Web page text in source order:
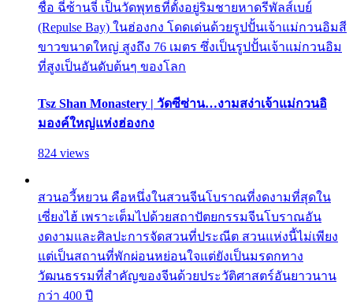
ชื่อ ฉี่ซ้านจี๋ เป็นวัดพุทธที่ตั้งอยู่ริมชายหาดรีพัลส์เบย์
(Repulse Bay) ในฮ่องกง โดดเด่นด้วยรูปปั้นเจ้าแม่กวนอิมสี
ขาวขนาดใหญ่ สูงถึง 76 เมตร ซึ่งเป็นรูปปั้นเจ้าแม่กวนอิม
ที่สูงเป็นอันดับต้นๆ ของโลก
Tsz Shan Monastery | วัดซีซ่าน…งามสง่าเจ้าแม่กวนอิ
มองค์ใหญ่แห่งฮ่องกง
824 views
สวนอวี้หยวน คือหนึ่งในสวนจีนโบราณที่งดงามที่สุดใน
เซี่ยงไฮ้ เพราะเต็มไปด้วยสถาปัตยกรรมจีนโบราณอัน
งดงามและศิลปะการจัดสวนที่ประณีต สวนแห่งนี้ไม่เพียง
แต่เป็นสถานที่พักผ่อนหย่อนใจแต่ยังเป็นมรดกทาง
วัฒนธรรมที่สำคัญของจีนด้วยประวัติศาสตร์อันยาวนาน
กว่า 400 ปี